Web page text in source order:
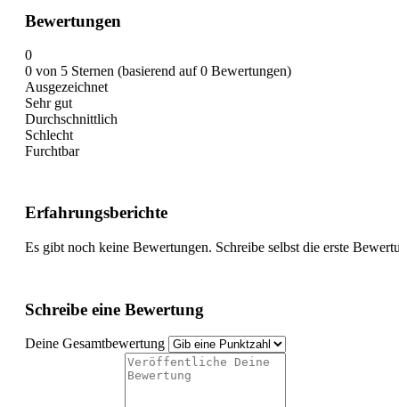
Bewertungen
0
0 von 5 Sternen (basierend auf 0 Bewertungen)
Ausgezeichnet
Sehr gut
Durchschnittlich
Schlecht
Furchtbar
Erfahrungsberichte
Es gibt noch keine Bewertungen. Schreibe selbst die erste
Schreibe eine Bewertung
Deine Gesamtbewertung